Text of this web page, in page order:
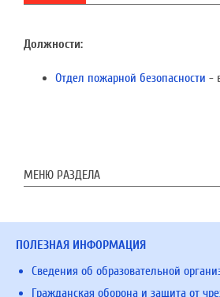
Должности:
Отдел пожарной безопасности -
МЕНЮ РАЗДЕЛА
ПОЛЕЗНАЯ ИНФОРМАЦИЯ
Сведения об образовательной
Гражданская оборона и защита от